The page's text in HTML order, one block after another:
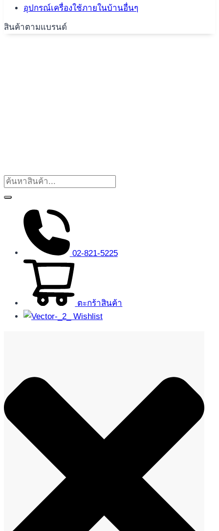
อุปกรณ์เครื่องใช้ภายในบ้านอื่นๆ
สินค้าตามแบรนด์
02-821-5225
ตะกร้าสินค้า
Wishlist